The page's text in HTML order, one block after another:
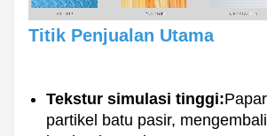
Titik Penjualan Utama
Tekstur simulasi tinggi:
partikel batu pasir,